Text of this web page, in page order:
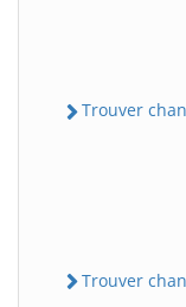
Trouver
Trouver